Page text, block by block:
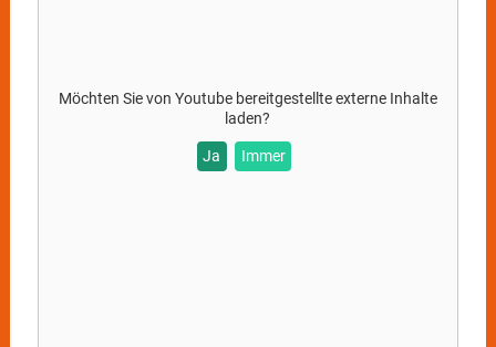
Möchten Sie von Youtubebereitgestellte externe Inhalte
laden?
Ja Immer